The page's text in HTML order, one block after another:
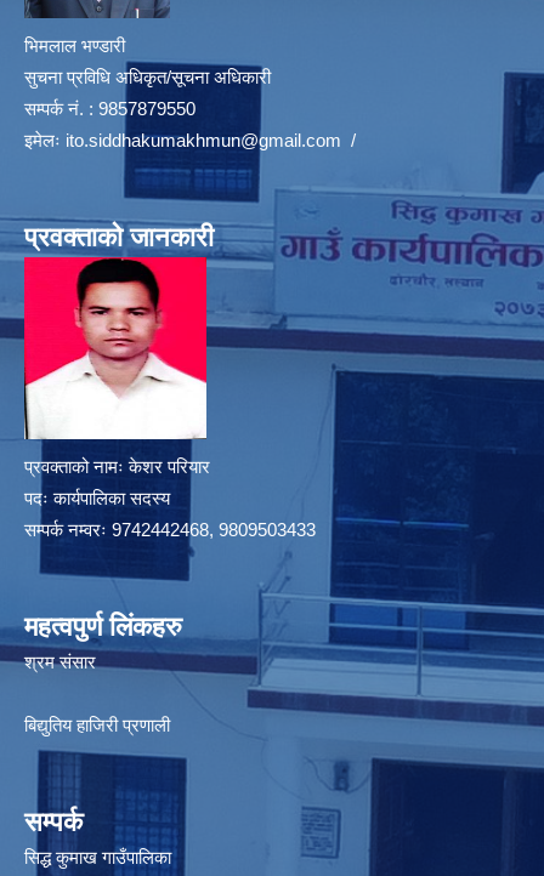
भिमलाल भण्डारी
सुचना प्रविधि अधिकृत/सूचना अधिकारी
सम्पर्क नं. : 9857879550
इमेलः ito.siddhakumakhmun@gmail.com /
प्रवक्ताको जानकारी
प्रवक्ताको नामः केशर परियार
पदः कार्यपालिका सदस्य
सम्पर्क नम्वरः 9742442468, 9809503433
महत्वपुर्ण लिंकहरु
श्रम संसार
बिद्युतिय हाजिरी प्रणाली
सम्पर्क
सिद्ध कुमाख गाउँपालिका